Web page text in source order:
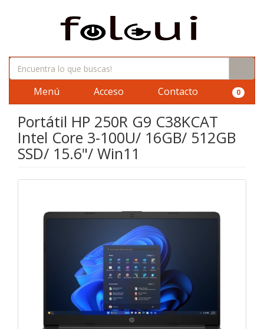
Menú Acceso Contacto 0
Portátil HP 250R G9 C38KCAT
Intel Core 3-100U/ 16GB/ 512GB
SSD/ 15.6"/ Win11